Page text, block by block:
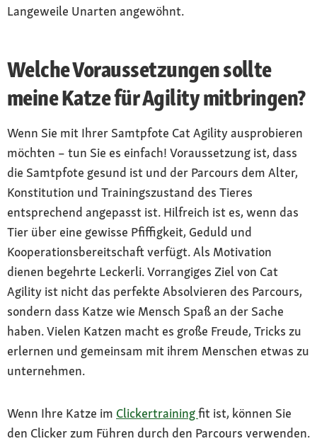
Langeweile Unarten angewöhnt.
Welche Voraussetzungen sollte
meine Katze für Agility mitbringen?
Wenn Sie mit Ihrer Samtpfote Cat Agility ausprobieren
möchten – tun Sie es einfach! Voraussetzung ist, dass
die Samtpfote gesund ist und der Parcours dem Alter,
Konstitution und Trainingszustand des Tieres
entsprechend angepasst ist. Hilfreich ist es, wenn das
Tier über eine gewisse Pfiffigkeit, Geduld und
Kooperationsbereitschaft verfügt. Als Motivation
dienen begehrte Leckerli. Vorrangiges Ziel von Cat
Agility ist nicht das perfekte Absolvieren des Parcours,
sondern dass Katze wie Mensch Spaß an der Sache
haben. Vielen Katzen macht es große Freude, Tricks zu
erlernen und gemeinsam mit ihrem Menschen etwas zu
unternehmen.
Wenn Ihre Katze im Clickertrainingfit ist, können Sie
den Clicker zum Führen durch den Parcours verwenden.